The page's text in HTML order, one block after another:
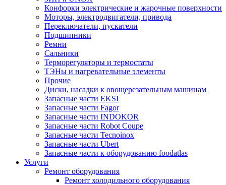
Конфорки электрические и жарочные поверхности
Моторы, электродвигатели, привода
Переключатели, пускатели
Подшипники
Ремни
Сальники
Терморегуляторы и термостаты
ТЭНы и нагревательные элементы
Прочие
Диски, насадки к овощерезательным машинам
Запасные части EKSI
Запасные части Fagor
Запасные части INDOKOR
Запасные части Robot Coupe
Запасные части Tecnoinox
Запасные части Ubert
Запасные части к оборудованию foodatlas
Услуги
Ремонт оборудования
Ремонт холодильного оборудования